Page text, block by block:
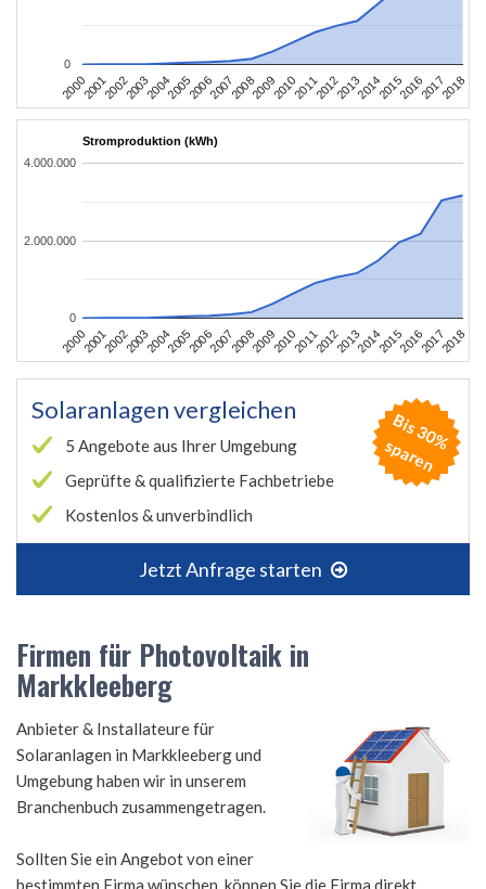
2000200120022003200420052006200720082009201020112012201320142015201620172018
0
Stromproduktion (kWh)
2000200120022003200420052006200720082009201020112012201320142015201620172018
0
2.000.000
4.000.000
Solaranlagen vergleichen
5 Angebote aus Ihrer Umgebung
Geprüfte & qualifizierte Fachbetriebe
Kostenlos & unverbindlich
Jetzt Anfrage starten
B
is
3
0
%
s
p
a
r
e
n
Firmen für Photovoltaik in
Markkleeberg
Anbieter & Installateure für
Solaranlagen in Markkleeberg und
Umgebung haben wir in unserem
Branchenbuch zusammengetragen.
Sollten Sie ein Angebot von einer
bestimmten Firma wünschen, können Sie die Firma direkt